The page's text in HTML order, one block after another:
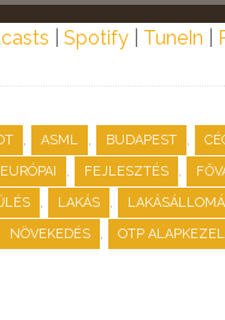
Spotify TuneIn
, ASML , BUDAPEST ,
EURÓPAI , FEJLESZTÉS ,
, LAKÁS ,
NÖVEKEDÉS , OTP